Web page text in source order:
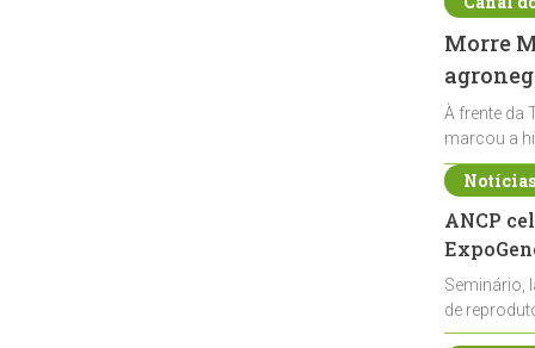
Morre
À frente da
marcou a
ANCP
Seminário,
de
durante a